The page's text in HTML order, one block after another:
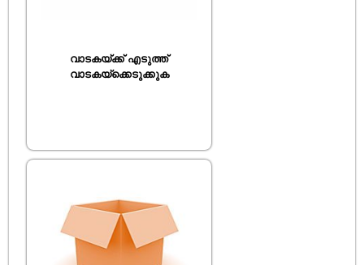
വാടകയ്ക്ക് എടുത്ത്
വാടകയ്ക്കെടുക്കുക